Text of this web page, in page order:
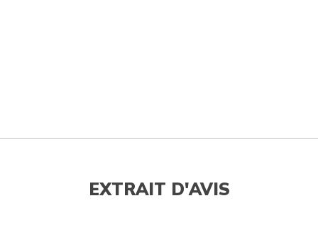
EXTRAIT D'AVIS